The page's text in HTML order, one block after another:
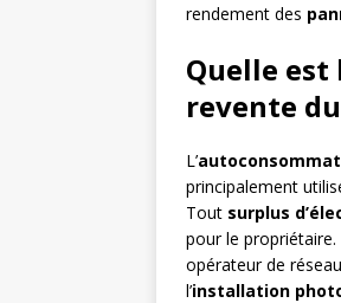
rendement des
Quelle
revente
L’
principalement
Tout surplus
pour le propriétaire.
opérateur de
l’installation